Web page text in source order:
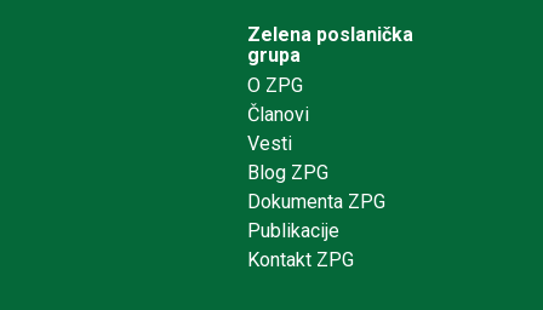
Zelena poslanička
grupa
O ZPG
Članovi
Vesti
Blog ZPG
Dokumenta ZPG
Publikacije
Kontakt ZPG